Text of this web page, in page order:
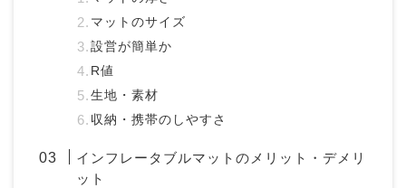
マットのサイズ
設営が簡単か
R値
生地・素材
収納・携帯のしやすさ
インフレータブルマットのメリット・デメリ
ット